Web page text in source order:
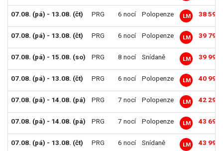
07.08. (pá) - 13.08. (čt) PRG 6 nocí Polopenze LM 38 590
07.08. (pá) - 13.08. (čt) PRG 6 nocí Polopenze LM 39 790
07.08. (pá) - 15.08. (so) PRG 8 nocí Snídaně LM 39 990
07.08. (pá) - 13.08. (čt) PRG 6 nocí Polopenze LM 40 990
07.08. (pá) - 14.08. (pá) PRG 7 nocí Polopenze LM 42 290
07.08. (pá) - 14.08. (pá) PRG 7 nocí Polopenze LM 43 690
07.08. (pá) - 13.08. (čt) PRG 6 nocí Snídaně LM 43 990